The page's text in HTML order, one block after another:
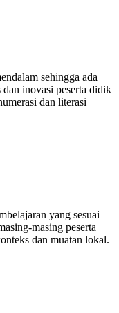
sehingga ada
inovasi peserta didik
dan literasi
yang sesuai
masing peserta
dan muatan lokal.